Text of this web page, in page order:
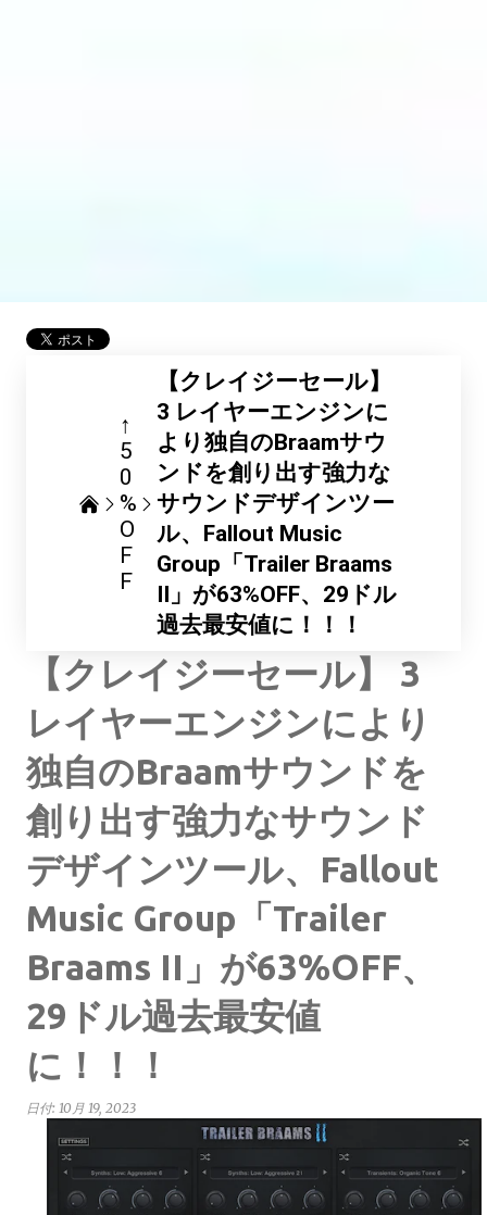
↑
5
0
%
O
F
F
【クレイジーセール】
3 レイヤーエンジンに
より独自のBraamサウ
ンドを創り出す強力な
サウンドデザインツー
ル、Fallout Music
Group「Trailer Braams
II」が63%OFF、29ドル
過去最安値に！！！
【クレイジーセール】 3
レイヤーエンジンにより
独自のBraamサウンドを
創り出す強力なサウンド
デザインツール、Fallout
Music Group「Trailer
Braams II」が63%OFF、
29ドル過去最安値
に！！！
日付: 10月 19, 2023